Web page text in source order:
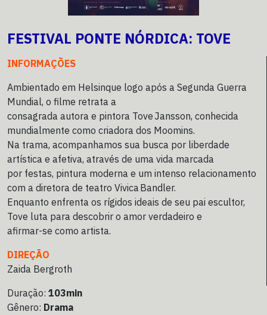
FESTIVAL PONTE NÓRDICA: TOVE
INFORMAÇÕES
Ambientado em Helsinque logo após a Segunda Guerra
Mundial, o filme retrata a
consagrada autora e pintora Tove Jansson, conhecida
mundialmente como criadora dos Moomins.
Na trama, acompanhamos sua busca por liberdade
artística e afetiva, através de uma vida marcada
por festas, pintura moderna e um intenso relacionamento
com a diretora de teatro Vivica Bandler.
Enquanto enfrenta os rígidos ideais de seu pai escultor,
Tove luta para descobrir o amor verdadeiro e
afirmar-se como artista.
DIREÇÃO
Zaida Bergroth
Duração: 103min
Gênero: Drama